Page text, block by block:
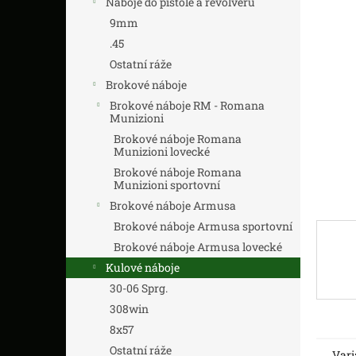
9mm
.45
Ostatní ráže
Brokové náboje
Brokové náboje RM - Romana
Munizioni
Brokové náboje Romana
Munizioni lovecké
Brokové náboje Romana
Munizioni sportovní
Brokové náboje Armusa
Brokové náboje Armusa sportovní
Brokové náboje Armusa lovecké
Kulové náboje
30-06 Sprg.
308win
8x57
Ostatní ráže